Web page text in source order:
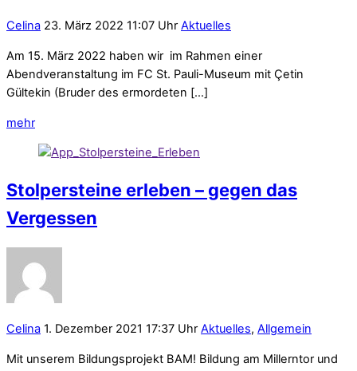
Celina 23. März 2022 11:07 Uhr Aktuelles
Am 15. März 2022 haben wir im Rahmen einer
Abendveranstaltung im FC St. Pauli-Museum mit Çetin
Gültekin (Bruder des ermordeten […]
mehr
Stolpersteine erleben – gegen das
Vergessen
Celina 1. Dezember 2021 17:37 Uhr Aktuelles, Allgemein
Mit unserem Bildungsprojekt BAM! Bildung am Millerntor und